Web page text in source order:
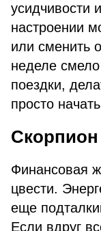
усидчивости
настроении
или сменить
неделе
поездки,
просто
Скорпион
Финансовая
цвести.
еще
Если вдруг